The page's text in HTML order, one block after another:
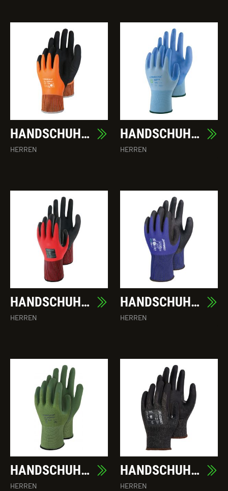
HANDSCHUH WINTER GRIP
HERREN
HANDSCHUH ZIRKON
HERREN
HANDSCHUH FLEX
HERREN
HANDSCHUH SAPHIR
HERREN
HANDSCHUH BAMBOO
HERREN
HANDSCHUH BASALT
HERREN